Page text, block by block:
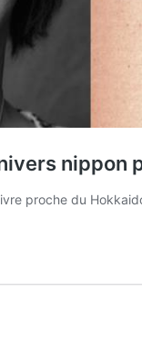
nippon
proche du